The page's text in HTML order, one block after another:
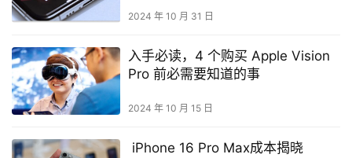
2024 年 10 月 31 日
入手必读，4 个购买 Apple Vision
Pro 前必需要知道的事
2024 年 10 月 15 日
iPhone 16 Pro Max成本揭晓